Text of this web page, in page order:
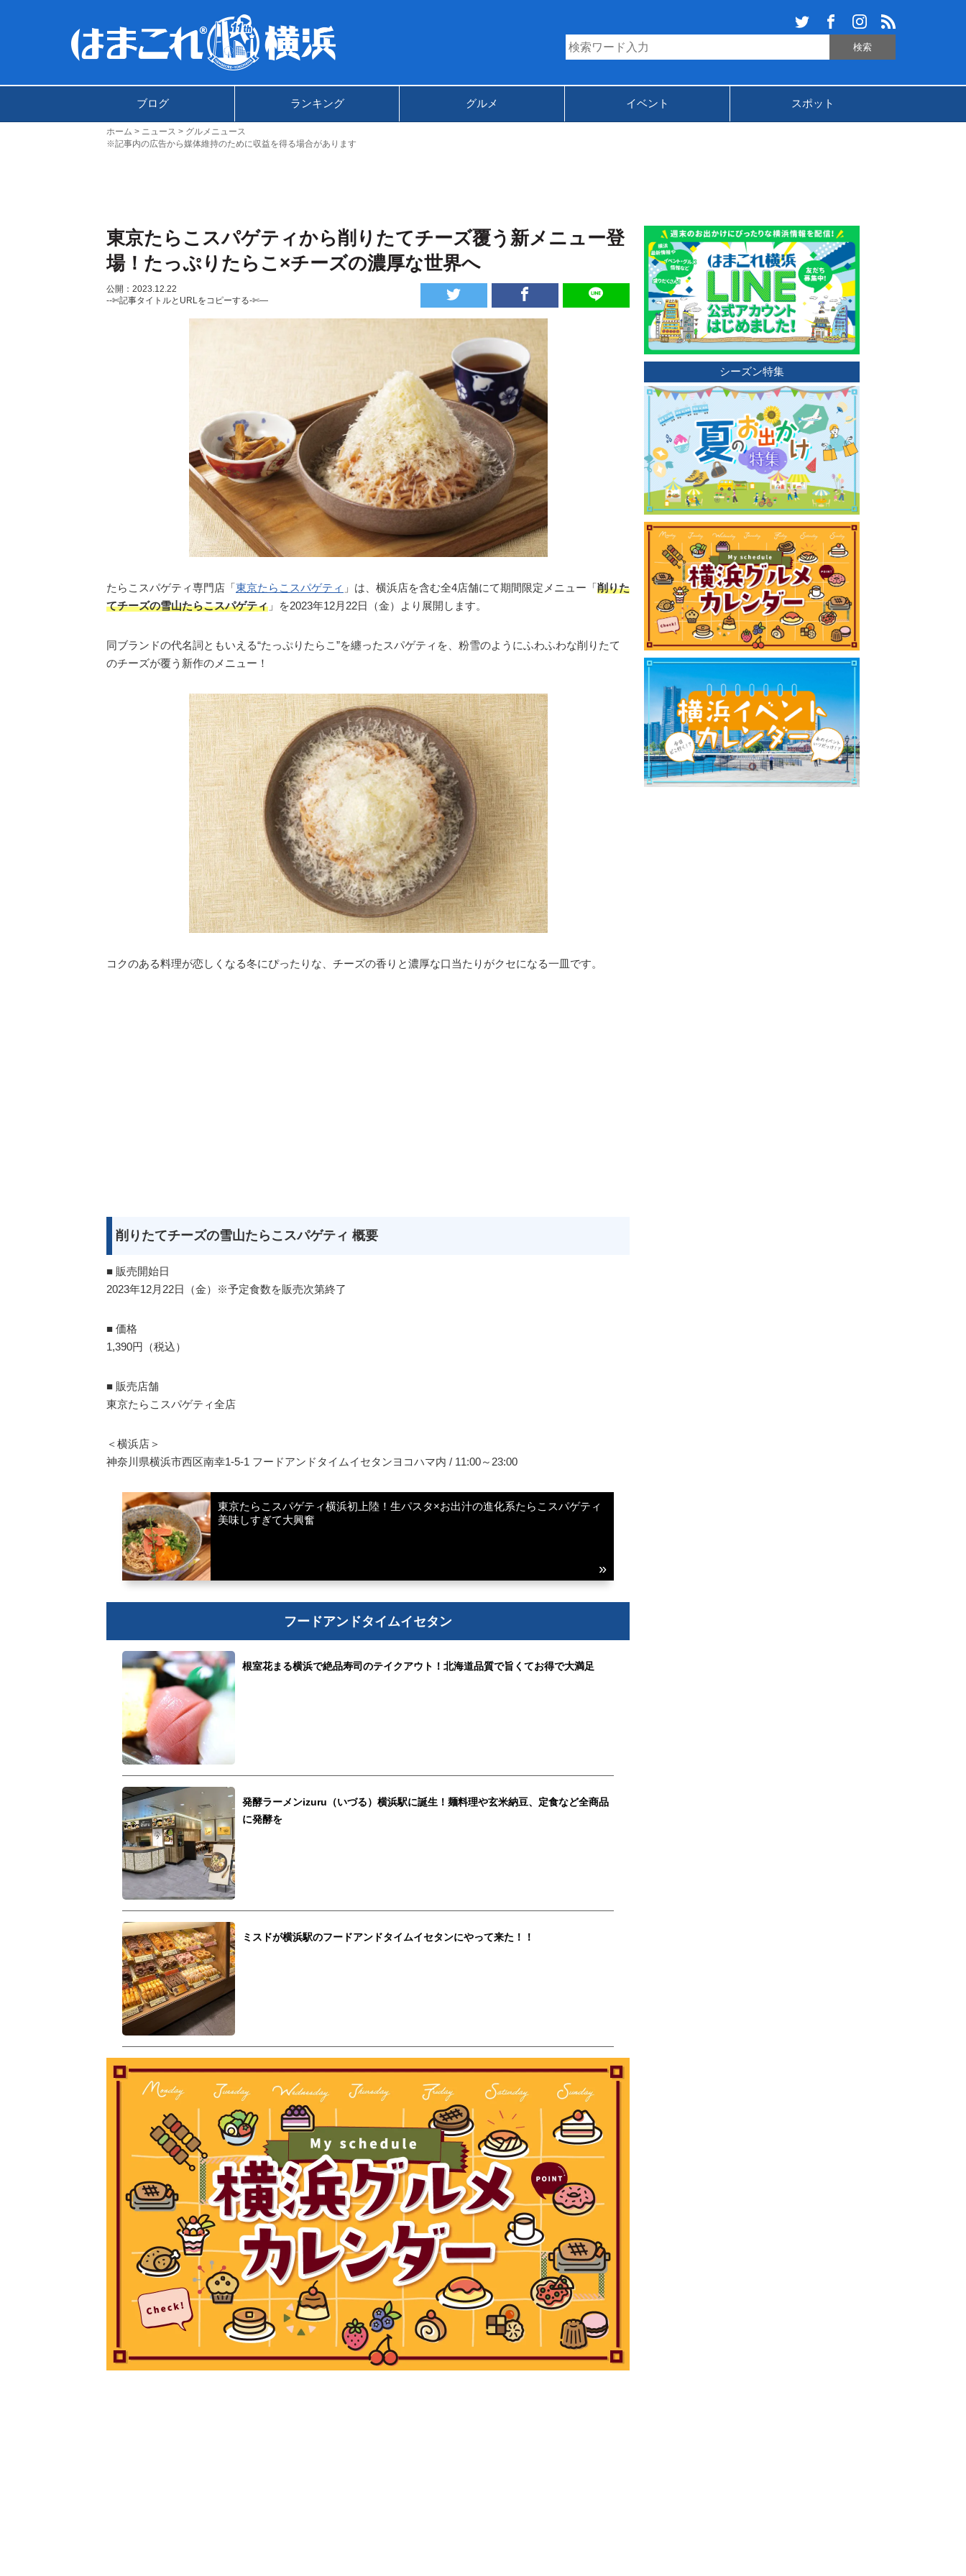
ブログ ランキング グルメ イベント スポット
ホーム ニュース
グルメニュース
※記事内の広告から媒体維持のために収益を得る場合があります
東京たらこスパゲティから削りたてチーズ覆う新メニュー登
場！たっぷりたらこ×チーズの濃厚な世界へ
公開：2023.12.22
--✄記事タイトルとURLをコピーする-✄—
たらこスパゲティ専門店「東京たらこスパゲティ 」は、横浜店を含む全4店舗にて期間限定メニュー「削りた
てチーズの雪山たらこスパゲティ 」を2023年12月22日（金）より展開します。
同ブランドの代名詞ともいえる“たっぷりたらこ”を纏ったスパゲティを、粉雪のようにふわふわな削りたて
のチーズが覆う新作のメニュー！
コクのある料理が恋しくなる冬にぴったりな、チーズの香りと濃厚な口当たりがクセになる一皿です。
削りたてチーズの雪山たらこスパゲティ 概要
■ 販売開始日
2023年12月22日（金）※予定食数を販売次第終了
■ 価格
1,390円（税込）
■ 販売店舗
東京たらこスパゲティ全店
＜横浜店＞
神奈川県横浜市西区南幸1-5‐1 フードアンドタイムイセタンヨコハマ内 / 11:00～23:00
東京たらこスパゲティ横浜初上陸！生パスタ×お出汁の進化系たらこスパゲティ
美味しすぎて大興奮
フードアンドタイムイセタン
根室花まる横浜で絶品寿司のテイクアウト！北海道品質で旨くてお得で大満足
発酵ラーメンizuru（いづる）横浜駅に誕生！麺料理や玄米納豆、定食など全商品
に発酵を
ミスドが横浜駅のフードアンドタイムイセタンにやって来た！！
シーズン特集